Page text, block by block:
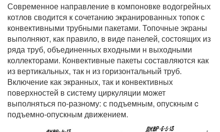
Современное направление в компоновке водогрейных
котлов сводится к сочетанию экранированных топок с
конвективными трубными пакетами. Топочные экраны
выполняют, как правило, в виде панелей, состоящих из
ряда труб, объединенных входными н выходными
коллекторами. Конвективные пакеты составляются как
из вертикальных, так н из горизонтальный труб.
Включение как экранных, так и конвективных
поверхностей в систему циркуляции может
выполняться по-разному: с подъемным, опускным c
подъемно-опускным движением.